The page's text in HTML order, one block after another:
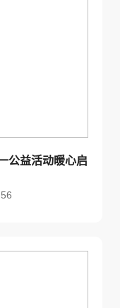
公益活动暖心启